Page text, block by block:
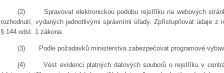
(2)
Spravovat elektronickou podobu rejstříku na webových
rozhodnutí, vydaných jednotlivými správními úřady. Zpřístupňovat údaje z
§ 144 odst. 1 zákona.
(3) Podle požadavků ministerstva zabezpečovat programové
(4)
Vést evidenci platných datových souborů o rejstříku v